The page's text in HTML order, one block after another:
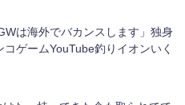
は海外でバカンスします」独身
コゲームYouTube釣りイオンいく